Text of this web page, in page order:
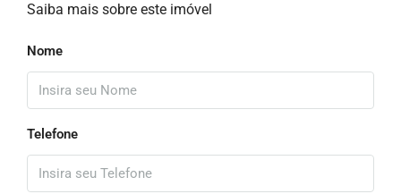
Saiba mais sobre este imóvel
Nome
Telefone